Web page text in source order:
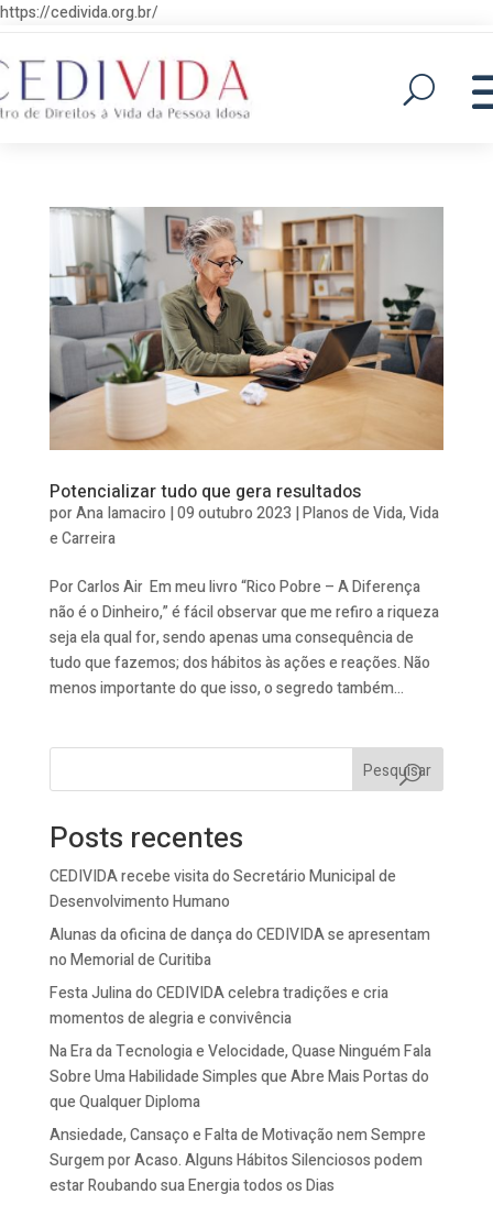
https://cedivida.org.br/
Potencializar tudo que gera resultados
porAna Iamaciro |09 outubro 2023 |Planos de Vida,Vida
e Carreira
Por Carlos Air Em meu livro “Rico Pobre – A Diferença
não é o Dinheiro,” é fácil observar que me refiro a riqueza
seja ela qual for, sendo apenas uma consequência de
tudo que fazemos; dos hábitos às ações e reações. Não
menos importante do que isso, o segredo também...
Pesquisar
Posts recentes
CEDIVIDA recebe visita do Secretário Municipal de
Desenvolvimento Humano
Alunas da oficina de dança do CEDIVIDA se apresentam
no Memorial de Curitiba
Festa Julina do CEDIVIDA celebra tradições e cria
momentos de alegria e convivência
Na Era da Tecnologia e Velocidade, Quase Ninguém Fala
Sobre Uma Habilidade Simples que Abre Mais Portas do
que Qualquer Diploma
Ansiedade, Cansaço e Falta de Motivação nem Sempre
Surgem por Acaso. Alguns Hábitos Silenciosos podem
estar Roubando sua Energia todos os Dias